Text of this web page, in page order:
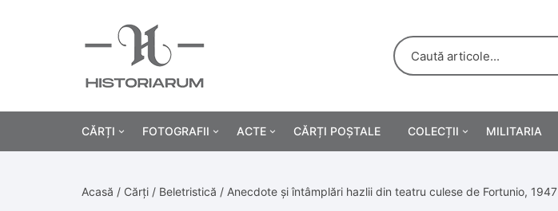
CĂRȚI FOTOGRAFII ACTE CĂRȚI POȘTALE COLECȚII MILITARIA
Acasă / Cărți / Beletristică / Anecdote și întâmplări hazlii din teatru culese de Fortunio, 1947